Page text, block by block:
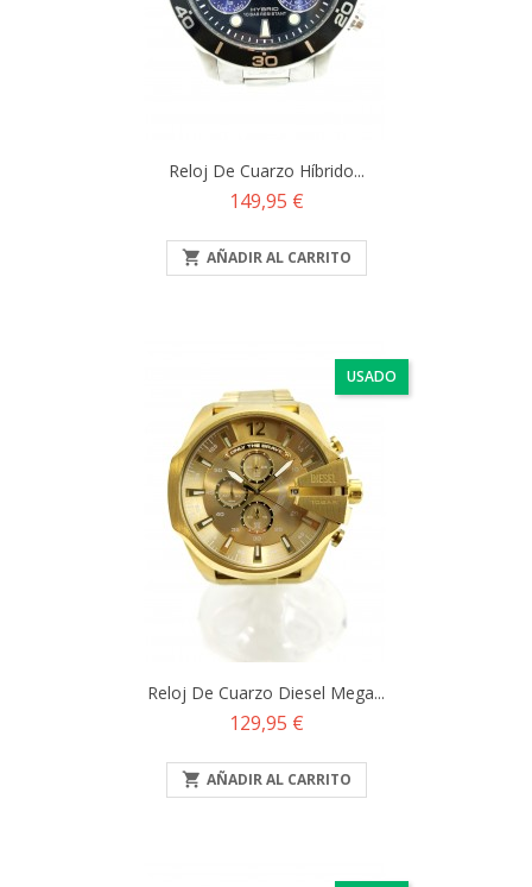
Reloj De Cuarzo Híbrido...
Precio
149,95 €
 AÑADIR AL CARRITO
USADO
Reloj De Cuarzo Diesel Mega...
Precio
129,95 €
 AÑADIR AL CARRITO